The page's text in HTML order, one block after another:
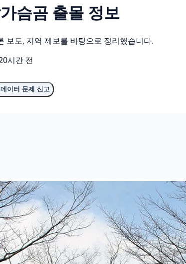
슴곰 출몰 정보
보도, 지역 제보를 바탕으로 정리했습니다.
시간 전
데이터 문제 신고